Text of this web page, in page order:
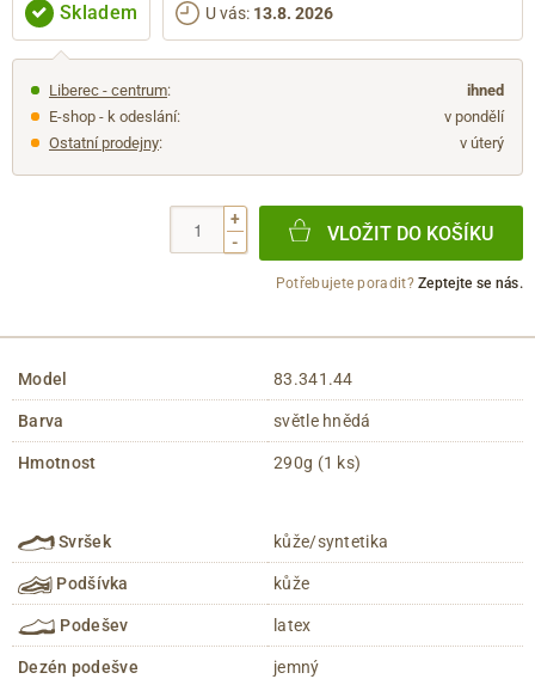
Skladem U vás: 13.8. 2026
Liberec - centrum:
ihned
E-shop - k odeslání:
v pondělí
Ostatní prodejny: v úterý
+
-
VLOŽIT DO KOŠÍKU
Potřebujete poradit?Zeptejte se nás.
Model 83.341.44
Barva světle hnědá
Hmotnost 290g (1 ks)
Svršek kůže/syntetika
Podšívka kůže
Podešev latex
Dezén podešve jemný